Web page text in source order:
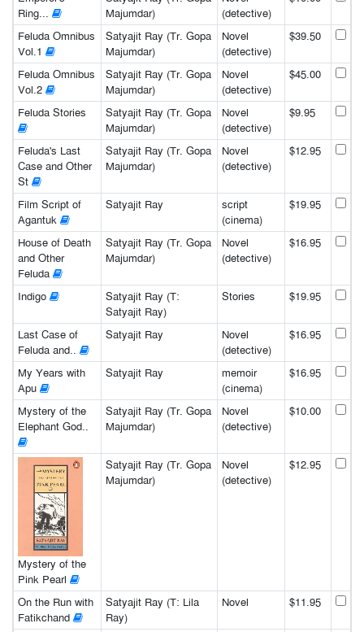
Ring...
Majumdar)
(detective)
Feluda Omnibus
Vol.1
Satyajit Ray (Tr. Gopa
Majumdar)
Novel
(detective)
$39.50
Feluda Omnibus
Vol.2
Satyajit Ray (Tr. Gopa
Majumdar)
Novel
(detective)
$45.00
Feluda Stories
Satyajit Ray (Tr. Gopa
Majumdar)
Novel
(detective)
$9.95
Feluda's Last
Case and Other
St
Satyajit Ray (Tr. Gopa
Majumdar)
Novel
(detective)
$12.95
Film Script of
Agantuk
Satyajit Ray
script
(cinema)
$19.95
House of Death
and Other
Feluda
Satyajit Ray (Tr. Gopa
Majumdar)
Novel
(detective)
$16.95
Indigo
Satyajit Ray (T:
Satyajit Ray)
Stories $19.95
Last Case of
Feluda and..
Satyajit Ray
Novel
(detective)
$16.95
My Years with
Apu
Satyajit Ray
memoir
(cinema)
$16.95
Mystery of the
Elephant God..
Satyajit Ray (Tr. Gopa
Majumdar)
Novel
(detective)
$10.00
Mystery of the
Pink Pearl
Satyajit Ray (Tr. Gopa
Majumdar)
Novel
(detective)
$12.95
On the Run with
Fatikchand
Satyajit Ray (T: Lila
Ray)
Novel $11.95